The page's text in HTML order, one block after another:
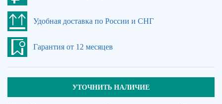
Удобная доставка по России и СНГ
Гарантия от 12 месяцев
УТОЧНИТЬ НАЛИЧИЕ